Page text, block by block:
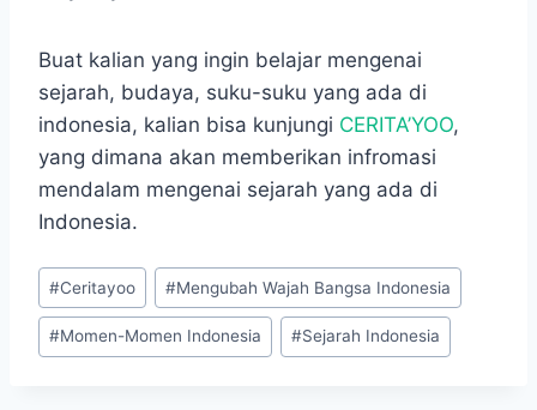
Buat kalian yang ingin belajar mengenai
sejarah, budaya, suku-suku yang ada di
indonesia, kalian bisa kunjungi CERITA’YOO,
yang dimana akan memberikan infromasi
mendalam mengenai sejarah yang ada di
Indonesia.
Post
Tags:
#Ceritayoo #Mengubah Wajah Bangsa Indonesia
#Momen-Momen Indonesia #Sejarah Indonesia